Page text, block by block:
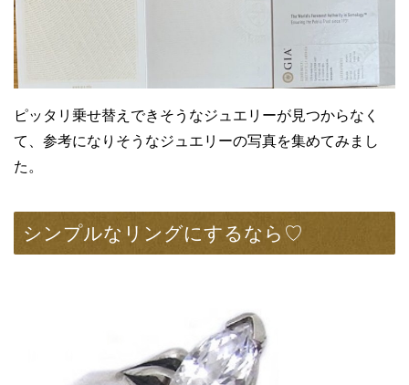
ピッタリ乗せ替えできそうなジュエリーが見つからなく
て、参考になりそうなジュエリーの写真を集めてみまし
た。
シンプルなリングにするなら♡